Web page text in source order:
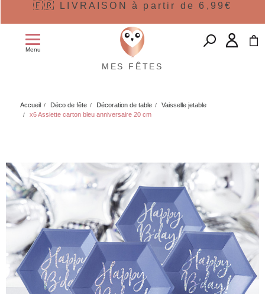
🇫🇷 LIVRAISON à partir de 6,99€
Menu
MES FÊTES
Accueil Déco de fête Décoration de table
Vaisselle jetable
x6 Assiette carton bleu anniversaire 20 cm